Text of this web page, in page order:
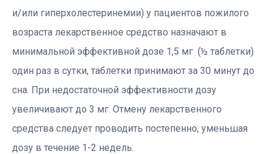
и/или гиперхолестеринемии) у пациентов пожилого
возраста лекарственное средство назначают в
минимальной эффективной дозе 1,5 мг (½ таблетки)
один раз в сутки, таблетки принимают за 30 минут до
сна. При недостаточной эффективности дозу
увеличивают до 3 мг. Отмену лекарственного
средства следует проводить постепенно, уменьшая
дозу в течение 1-2 недель.